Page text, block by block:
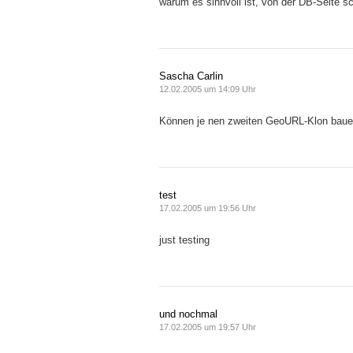
Sascha Carlin
12.02.2005 um 14:09 Uhr
Können je nen zweiten GeoURL-Klon
test
17.02.2005 um 19:56 Uhr
just testing
und nochmal
17.02.2005 um 19:57 Uhr